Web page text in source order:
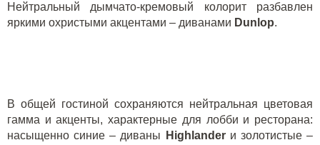
Нейтральный дымчато-кремовый колорит разбавлен
яркими охристыми акцентами – диванами Dunlop.
В общей гостиной сохраняются нейтральная цветовая
гамма и акценты, характерные для лобби и ресторана:
насыщенно синие – диваны
Highlander и золотистые –